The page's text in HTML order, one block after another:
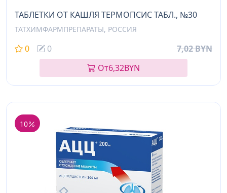
ТАБЛЕТКИ ОТ КАШЛЯ ТЕРМОПСИС ТАБЛ., №30
ТАТХИМФАРМПРЕПАРАТЫ, РОССИЯ
0 0
7,02 BYN
От6,32BYN
10